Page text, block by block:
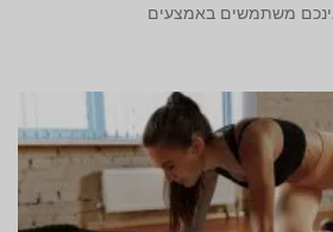
משתמשים באמצעים